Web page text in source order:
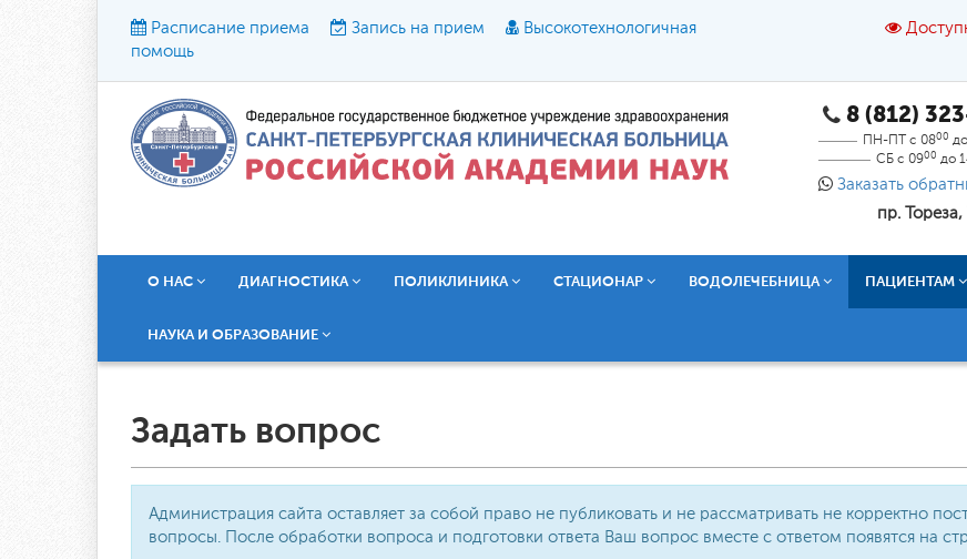
Расписание приема Запись на прием
Высокотехнологичная
помощь
Размер шрифта: A A A
Текст: Кириллица Брайль Звук
8 (812)
ПН-ПТ с 0800
СБ с 0900 до
Заказать
пр. Тореза,
О НАС ДИАГНОСТИКА ПОЛИКЛИНИКА СТАЦИОНАР ВОДОЛЕЧЕБНИЦА ПАЦИЕНТАМ
НАУКА И ОБРАЗОВАНИЕ
Задать вопрос
Администрация сайта оставляет за собой право не публиковать и не рассматривать не корректно
вопросы. После обработки вопроса и подготовки ответа Ваш вопрос вместе с ответом появятся на